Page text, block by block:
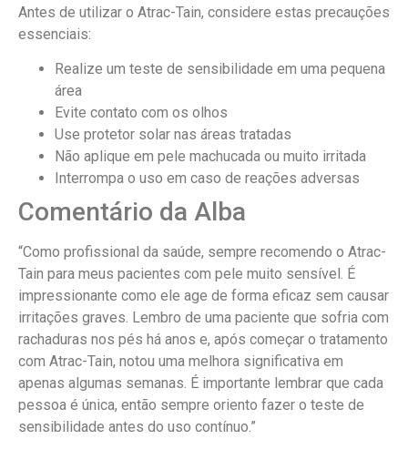
Antes de utilizar o Atrac-Tain, considere estas precauções
essenciais:
Realize um teste de sensibilidade em uma pequena
área
Evite contato com os olhos
Use protetor solar nas áreas tratadas
Não aplique em pele machucada ou muito irritada
Interrompa o uso em caso de reações adversas
Comentário da Alba
“Como profissional da saúde, sempre recomendo o Atrac-
Tain para meus pacientes com pele muito sensível. É
impressionante como ele age de forma eficaz sem causar
irritações graves. Lembro de uma paciente que sofria com
rachaduras nos pés há anos e, após começar o tratamento
com Atrac-Tain, notou uma melhora significativa em
apenas algumas semanas. É importante lembrar que cada
pessoa é única, então sempre oriento fazer o teste de
sensibilidade antes do uso contínuo.”